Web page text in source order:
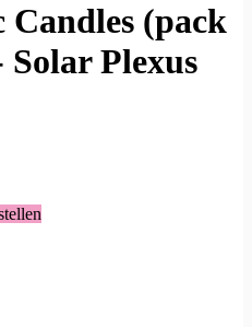
(pack
Solar Plexus